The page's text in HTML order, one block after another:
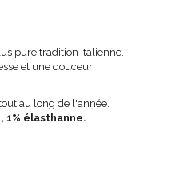
pure tradition italienne.
et une douceur
au long de l'année.
1% élasthanne.